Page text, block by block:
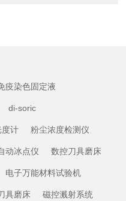
疫染色固定液
di-soric
度计 粉尘浓度检测仪
动冰点仪 数控刀具磨床
电子万能材料试验机
具磨床 磁控溅射系统